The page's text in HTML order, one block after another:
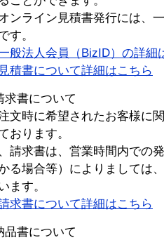
ンライン見積書発行には、
す。
般法人会員（BizID）の詳細
見積書について詳細はこちら
求書について
文時に希望されたお客様に
おります。
請求書は、営業時間内での
る場合等）によりましては
ます。
求書について詳細はこちら
品書について